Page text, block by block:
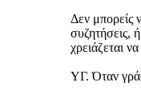
Δεν μπορείς
συζητήσεις,
χρειάζεται
ΥΓ. Όταν